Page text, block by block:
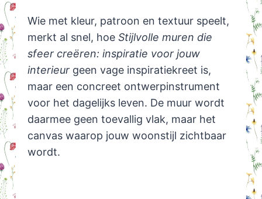
Wie met kleur, patroon en textuur speelt,
merkt al snel, hoe Stijlvolle muren die
sfeer creëren: inspiratie voor jouw
interieurgeen vage inspiratiekreet is,
maar een concreet ontwerpinstrument
voor het dagelijks leven. De muur wordt
daarmee geen toevallig vlak, maar het
canvas waarop jouw woonstijl zichtbaar
wordt.